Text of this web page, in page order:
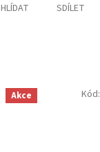
HLÍDAT SDÍLET
Akce Kód: